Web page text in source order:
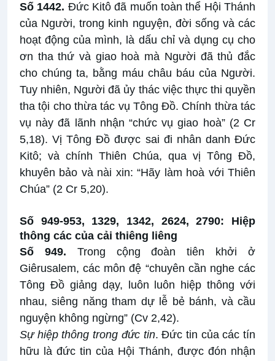
Số 1442. Đức Kitô đã muốn toàn thể Hội Thánh
của Người, trong kinh nguyện, đời sống và các
hoạt động của mình, là dấu chỉ và dụng cụ cho
ơn tha thứ và giao hoà mà Người đã thủ đắc
cho chúng ta, bằng máu châu báu của Người.
Tuy nhiên, Người đã ủy thác việc thực thi quyền
tha tội cho thừa tác vụ Tông Đồ. Chính thừa tác
vụ này đã lãnh nhận “chức vụ giao hoà” (2 Cr
5,18). Vị Tông Đồ được sai đi nhân danh Đức
Kitô; và chính Thiên Chúa, qua vị Tông Đồ,
khuyên bảo và nài xin: “Hãy làm hoà với Thiên
Chúa” (2 Cr 5,20).
Số 949-953, 1329, 1342, 2624, 2790: Hiệp
thông các của cải thiêng liêng
Số 949. Trong cộng đoàn tiên khởi ở
Giêrusalem, các môn đệ “chuyên cần nghe các
Tông Đồ giảng dạy, luôn luôn hiệp thông với
nhau, siêng năng tham dự lễ bẻ bánh, và cầu
nguyện không ngừng” (Cv 2,42).
Sự hiệp thông trong đức tin. Đức tin của các tín
hữu là đức tin của Hội Thánh, được đón nhận